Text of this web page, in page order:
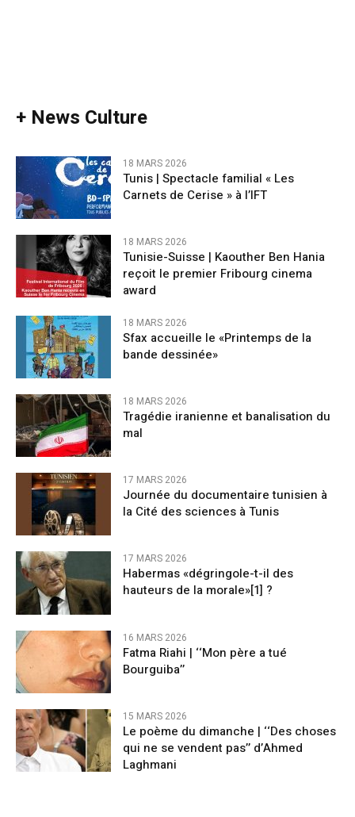
+ News Culture
18 MARS 2026
Tunis | Spectacle familial « Les
Carnets de Cerise » à l’IFT
18 MARS 2026
Tunisie-Suisse | Kaouther Ben Hania
reçoit le premier Fribourg cinema
award
18 MARS 2026
Sfax accueille le «Printemps de la
bande dessinée»
18 MARS 2026
Tragédie iranienne et banalisation du
mal
17 MARS 2026
Journée du documentaire tunisien à
la Cité des sciences à Tunis
17 MARS 2026
Habermas «dégringole-t-il des
hauteurs de la morale»[1] ?
16 MARS 2026
Fatma Riahi | ‘‘Mon père a tué
Bourguiba’’
15 MARS 2026
Le poème du dimanche | ‘‘Des choses
qui ne se vendent pas’’ d’Ahmed
Laghmani